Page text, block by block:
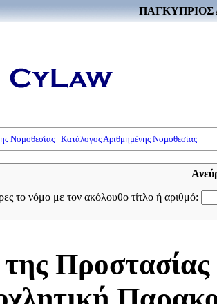
ΠΑΓΚΥΠΡΙΟΣ
Νομοθεσίας Κατάλογος Αριθμημένης Νομοθεσίας
το νόμο με τον ακόλουθο τίτλο ή αριθμό: